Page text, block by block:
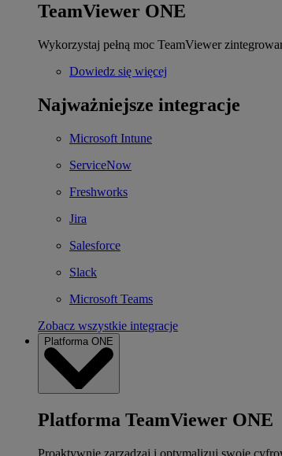
TeamViewer ONE
Wykorzystaj pełną moc TeamViewer
Dowiedz się więcej
Najważniejsze integracje
Microsoft Intune
ServiceNow
Freshworks
Jira
Salesforce
Slack
Microsoft Teams
Zobacz wszystkie integracje
Platforma ONE
Platforma TeamViewer ONE
Proaktywnie zarządzaj i optymalizuj swoje